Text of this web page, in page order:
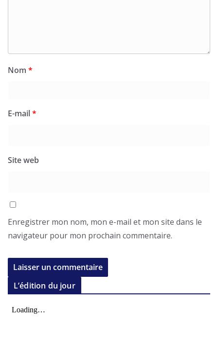
Nom *
E-mail*
Site web
Enregistrer mon nom, mon e-mail et mon site dans le
navigateur pour mon prochain commentaire.
L’édition du jour